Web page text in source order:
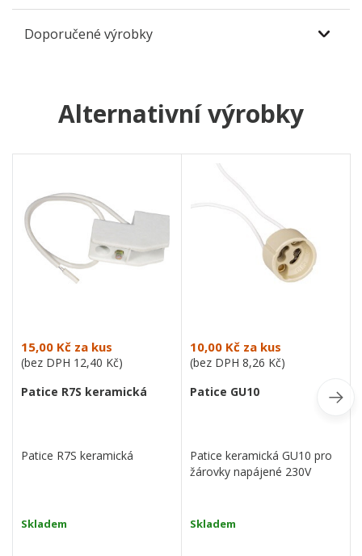
Doporučené výrobky
Alternativní výrobky
15,00 Kč za kus
(bez DPH 12,40 Kč)
Patice R7S keramická
Patice R7S keramická
Skladem
10,00 Kč za kus
(bez DPH 8,26 Kč)
Patice GU10
Patice keramická GU10 pro
žárovky napájené 230V
Skladem